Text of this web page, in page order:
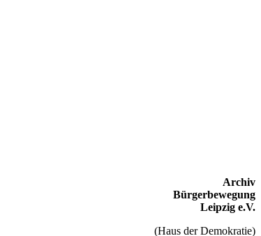
Archiv
Bürgerbewegung
Leipzig e.V.
(Haus der Demokratie)